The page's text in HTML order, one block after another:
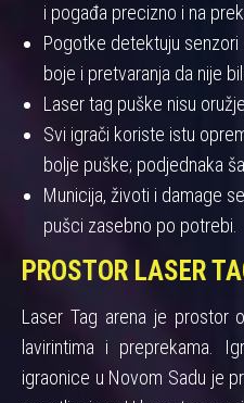
i pogađa precizno i na
Pogotke detektuju
boje i pretvaranja da nije
Laser tag puške nisu
Svi igrači koriste istu
bolje puške; podjednaka
Municija, životi i damage
pušci zasebno po potrebi.
PROSTOR LASER
Laser Tag arena je prostor
lavirintima i preprekama.
igraonice u Novom Sadu je